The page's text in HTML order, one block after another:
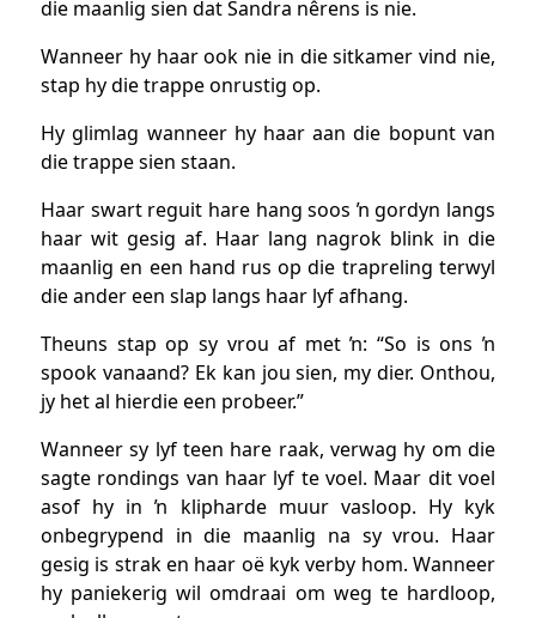
die maanlig sien dat Sandra nêrens is nie.
Wanneer hy haar ook nie in die sitkamer vind nie,
stap hy die trappe onrustig op.
Hy glimlag wanneer hy haar aan die bopunt van
die trappe sien staan.
Haar swart reguit hare hang soos ŉ gordyn langs
haar wit gesig af. Haar lang nagrok blink in die
maanlig en een hand rus op die trapreling terwyl
die ander een slap langs haar lyf afhang.
Theuns stap op sy vrou af met ŉ: “So is ons ŉ
spook vanaand? Ek kan jou sien, my dier. Onthou,
jy het al hierdie een probeer.”
Wanneer sy lyf teen hare raak, verwag hy om die
sagte rondings van haar lyf te voel. Maar dit voel
asof hy in ŉ klipharde muur vasloop. Hy kyk
onbegrypend in die maanlig na sy vrou. Haar
gesig is strak en haar oë kyk verby hom. Wanneer
hy paniekerig wil omdraai om weg te hardloop,